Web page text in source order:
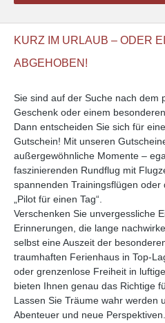
KURZ IM URLAUB – ODER
ABGEHOBEN!
Sie sind auf der Suche nach dem
Geschenk oder einem
Dann entscheiden Sie sich für
Gutschein! Mit unseren
außergewöhnliche Momente –
faszinierenden Rundflug mit
spannenden Trainingsflügen oder
„Pilot für einen Tag“.
Verschenken Sie unvergessliche
Erinnerungen, die lange
selbst eine Auszeit der
traumhaften Ferienhaus in Top-
oder grenzenlose Freiheit in
bieten Ihnen genau das Richtige
Lassen Sie Träume wahr werden
Abenteuer und neue